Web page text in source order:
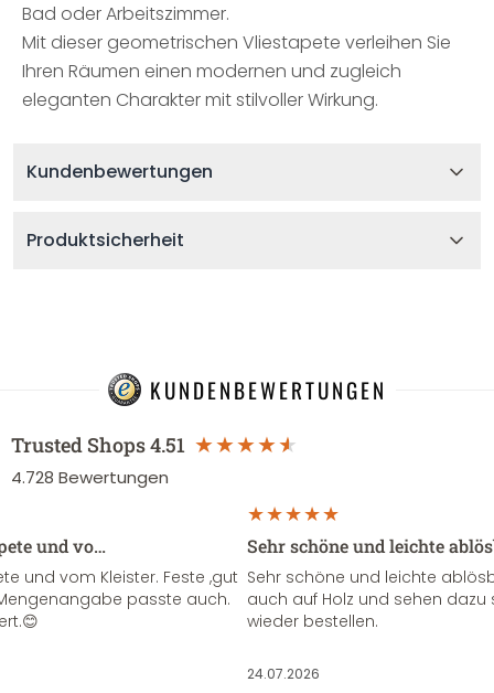
Bad oder Arbeitszimmer.
Mit dieser geometrischen Vliestapete verleihen Sie
Ihren Räumen einen modernen und zugleich
eleganten Charakter mit stilvoller Wirkung.
Kundenbewertungen
Produktsicherheit
KUNDENBEWERTUNGEN
Trusted Shops4.51
4.728 Bewertungen
und vo…
und vom Kleister. Feste ,gut
passte auch.
Sehr schöne und leichte
Sehr schöne und leichte
auch auf Holz und sehen
wieder bestellen.
24.07.2026